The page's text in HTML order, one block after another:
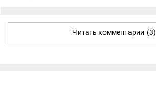
Читать комментарии (3)